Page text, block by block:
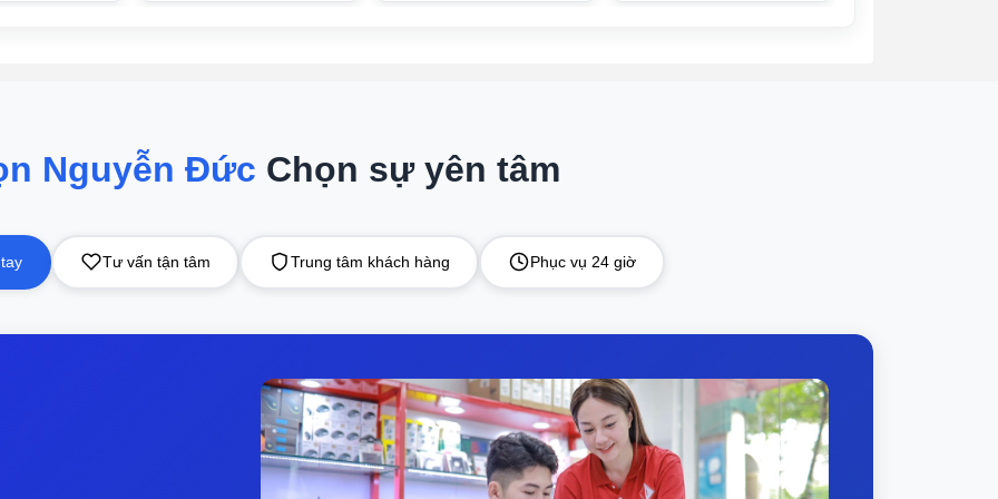
29 lít không gian có thể điều chỉnh nhiệt độ (ngăn đông mềm).
không gian rộng rãi cho việc đông lạnh thực phẩm.
biệt, tủ lạnh này đảm bảo thực phẩm luôn được bảo quản tươi ngon và sắp xếp gọn gàng, đáp ứng nhu
513L Pro được thiết kế thông minh với:
tháo rời, tạo thành 4 ngăn nhỏ, phù hợp cho việc lưu trữ thực phẩm có kích thước khác nhau.
kế tối ưu với khay chứa, thuận tiện đặt chai nước và đồ uống, đảm bảo bữa tiệc luôn đầy đủ mọi thứ
cùng bên trái có dung tích 29L, cho phép điều chỉnh nhiệt độ theo nhu cầu, phù hợp bảo quản đồ tươi,
Nguyễn Đức Chọn sự yên tâm
Tư vấn tận tâm Trung tâm khách hàng Phục vụ 24 giờ